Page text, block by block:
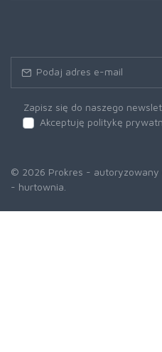
Zapisz się do naszego
Akceptuję politykę
© 2026 Prokres -
- hurtownia.